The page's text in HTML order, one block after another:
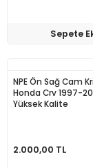
Sepete
NPE Ön Sağ Cam
Honda Crv 1997-
Yüksek Kalite
2.000,00 TL